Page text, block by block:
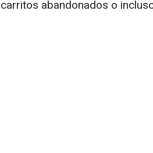
carritos abandonados o